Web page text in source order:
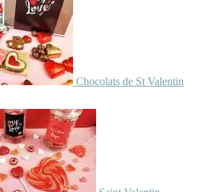
Chocolats de St Valentin